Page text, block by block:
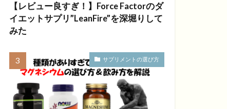
【レビュー良すぎ！】Force Factorのダ
イエットサプリ”LeanFire”を深堀りして
みた
サプリメントの選び方